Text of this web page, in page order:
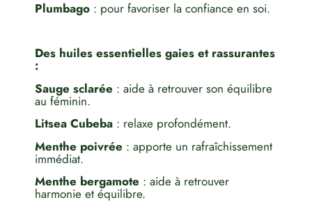
Plumbago : pour favoriser la confiance en soi.
Des huiles essentielles gaies et rassurantes
:
Sauge sclarée : aide à retrouver son équilibre
au féminin.
Litsea Cubeba : relaxe profondément.
Menthe poivrée : apporte un rafraîchissement
immédiat.
Menthe bergamote : aide à retrouver
harmonie et équilibre.